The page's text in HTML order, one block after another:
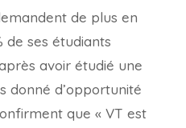
de plus en
de ses étudiants
avoir étudié une
donné d’opportunité
que « VT est